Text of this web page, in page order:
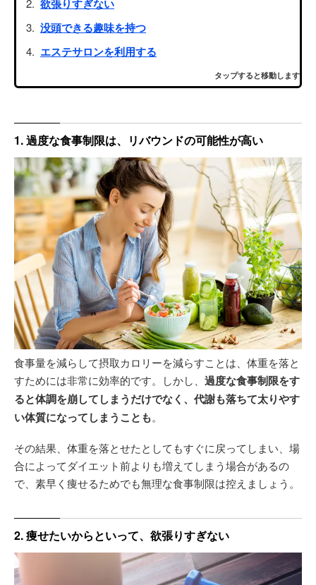
欲張りすぎない
没頭できる趣味を持つ
エステサロンを利用する
タップすると移動します
1. 過度な食事制限は、リバウンドの可能性が高い
食事量を減らして摂取カロリーを減らすことは、体重を落と
すためには非常に効率的です。しかし、 過度な食事制限をす
ると体調を崩してしまうだけでなく、代謝も落ちて太りやす
い体質になってしまうことも。
その結果、体重を落とせたとしてもすぐに戻ってしまい、場
合によってダイエット前よりも増えてしまう場合があるの
で、素早く痩せるためでも無理な食事制限は控えましょう。
2. 痩せたいからといって、欲張りすぎない